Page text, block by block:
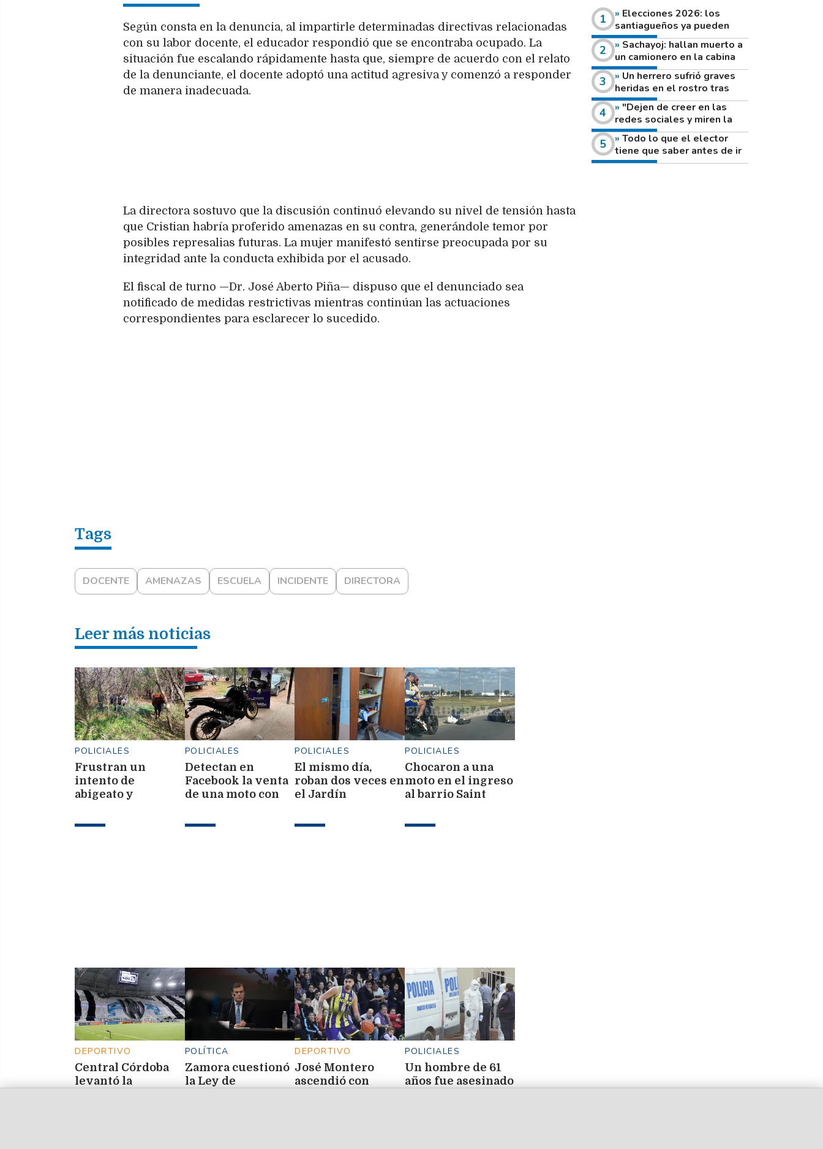
Según consta en la denuncia, al impartirle determinadas directivas relacionadas
con su labor docente, el educador respondió que se encontraba ocupado. La
situación fue escalando rápidamente hasta que, siempre de acuerdo con el relato
de la denunciante, el docente adoptó una actitud agresiva y comenzó a responder
de manera inadecuada.
La directora sostuvo que la discusión continuó elevando su nivel de tensión hasta
que Cristian habría proferido amenazas en su contra, generándole temor por
posibles represalias futuras. La mujer manifestó sentirse preocupada por su
integridad ante la conducta exhibida por el acusado.
El fiscal de turno —Dr. José Aberto Piña— dispuso que el denunciado sea
notificado de medidas restrictivas mientras continúan las actuaciones
correspondientes para esclarecer lo sucedido.
DOCENTE AMENAZAS ESCUELA INCIDENTE DIRECTORA
Leer más noticias
POLICIALES
Frustran un
intento de
abigeato y
vacunos ocultos
POLICIALES
Detectan en
Facebook la venta
de una moto con
adulterada y la
POLICIALES
El mismo día,
roban dos veces en
el Jardín
"Santiaguito"
POLICIALES
Chocaron a una
moto en el ingreso
al barrio Saint
personas
DEPORTIVO
Central Córdoba
levantó la
POLÍTICA
Zamora cuestionó
la Ley de
DEPORTIVO
José Montero
ascendió con
POLICIALES
Un hombre de 61
años fue asesinado
Elecciones 2026: los
santiagueños ya pueden
consultar dónde votan este
domingo
Sachayoj: hallan muerto a
un camionero en la cabina
de su vehículo a la vera de
un camino rural
Un herrero sufrió graves
heridas en el rostro tras
reventar el disco de una
amoladora
"Dejen de creer en las
redes sociales y miren la
heladera de sus casas": el
fuerte mensaje de una joven
que votó por primera vez
Todo lo que el elector
tiene que saber antes de ir
a votar este domingo